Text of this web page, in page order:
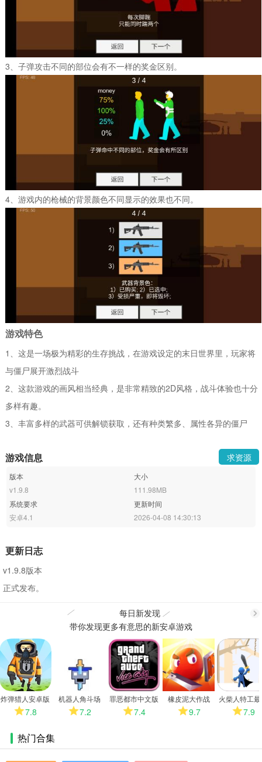
3、子弹攻击不同的部位会有不一样的奖金区别。
4、游戏内的枪械的背景颜色不同显示的效果也不同。
游戏特色
1、这是一场极为精彩的生存挑战，在游戏设定的末日世界里，玩家将
与僵尸展开激烈战斗
2、这款游戏的画风相当经典，是非常精致的2D风格，战斗体验也十分
多样有趣。
3、丰富多样的武器可供解锁获取，还有种类繁多、属性各异的僵尸
游戏信息 求资源
版本
v1.9.8
大小
111.98MB
系统要求
安卓4.1
更新时间
2026-04-08 14:30:13
更新日志
v1.9.8版本
正式发布。
每日新发现
更
多
带你发现更多有意思的新安卓游戏
炸弹猎人安卓版
7.8
机器人角斗场
7.2
罪恶都市中文版
7.4
橡皮泥大作战
2026
9.7
火柴人特工
版7.9
热门合集